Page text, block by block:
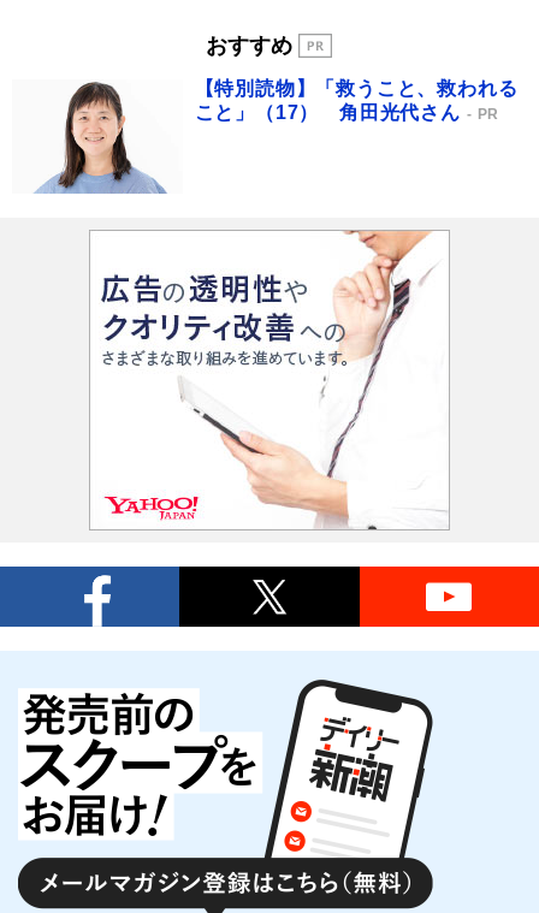
おすすめ
【特別読物】「救うこと、救われる
こと」（17） 角田光代さん
PR